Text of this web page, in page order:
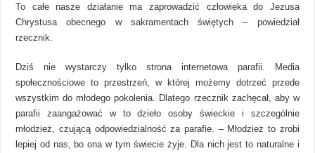
To całe nasze działanie ma zaprowadzić człowieka do Jezusa
Chrystusa obecnego w sakramentach świętych – powiedział
rzecznik.
Dziś nie wystarczy tylko strona internetowa parafii. Media
społecznościowe to przestrzeń, w której możemy dotrzeć przede
wszystkim do młodego pokolenia. Dlatego rzecznik zachęcał, aby w
parafii zaangażować w to dzieło osoby świeckie i szczególnie
młodzież, czującą odpowiedzialność za parafie. – Młodzież to zrobi
lepiej od nas, bo ona w tym świecie żyje. Dla nich jest to naturalne i